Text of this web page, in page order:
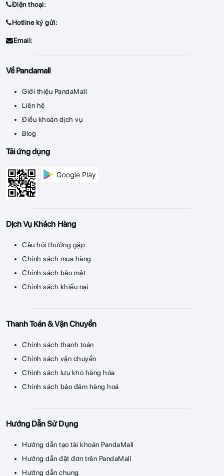
Điện thoại:
Hotline ký gửi:
Email:
Về Pandamall
Giới thiệu PandaMall
Liên hệ
Điều khoản dịch vụ
Blog
Tải ứng dụng
Dịch Vụ Khách Hàng
Câu hỏi thường gặp
Chính sách mua hàng
Chính sách bảo mật
Chính sách khiếu nại
Thanh Toán & Vận Chuyển
Chính sách thanh toán
Chính sách vận chuyển
Chính sách lưu kho hàng hóa
Chính sách bảo đảm hàng hoá
Hướng Dẫn Sử Dụng
Hướng dẫn tạo tài khoản PandaMall
Hướng dẫn đặt đơn trên PandaMall
Hướng dẫn chung